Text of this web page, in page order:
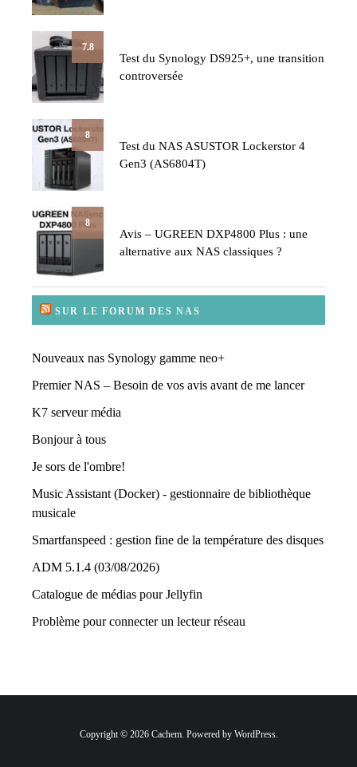
7.8
Test du Synology DS925+, une transition
controversée
8
Test du NAS ASUSTOR Lockerstor 4
Gen3 (AS6804T)
8
Avis – UGREEN DXP4800 Plus : une
alternative aux NAS classiques ?
SUR LE FORUM DES NAS
Nouveaux nas Synology gamme neo+
Premier NAS – Besoin de vos avis avant de me lancer
K7 serveur média
Bonjour à tous
Je sors de l'ombre!
Music Assistant (Docker) - gestionnaire de bibliothèque
musicale
Smartfanspeed : gestion fine de la température des disques
ADM 5.1.4 (03/08/2026)
Catalogue de médias pour Jellyfin
Problème pour connecter un lecteur réseau
Copyright © 2026 Cachem. Powered by WordPress.